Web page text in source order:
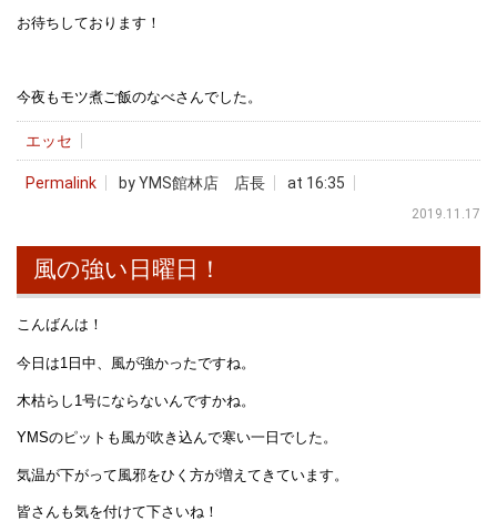
お待ちしております！
今夜もモツ煮ご飯のなべさんでした。
エッセ
Permalink by YMS館林店 店長 at 16:35
2019.11.17
風の強い日曜日！
こんばんは！
今日は1日中、風が強かったですね。
木枯らし1号にならないんですかね。
YMSのピットも風が吹き込んで寒い一日でした。
気温が下がって風邪をひく方が増えてきています。
皆さんも気を付けて下さいね！